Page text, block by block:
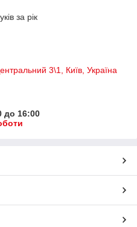
за рік
3\1, Київ, Україна
до 16:00